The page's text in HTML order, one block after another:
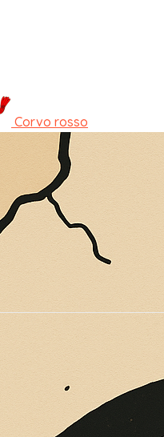
Corvo rosso